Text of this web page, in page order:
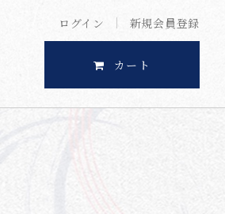
ログイン 新規会員登録
カート